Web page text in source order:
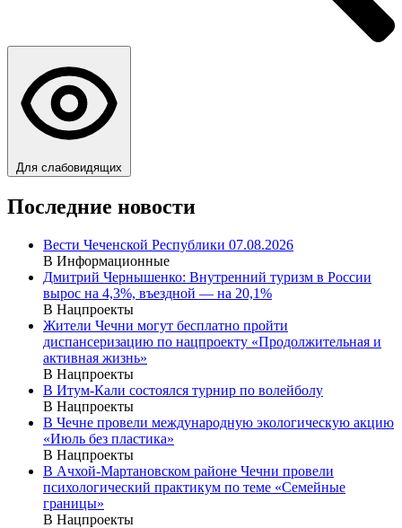
Для слабовидящих
Последние новости
Вести Чеченской Республики 07.08.2026
В Информационные
Дмитрий Чернышенко: Внутренний туризм в России
вырос на 4,3%, въездной — на 20,1%
В Нацпроекты
Жители Чечни могут бесплатно пройти
диспансеризацию по нацпроекту «Продолжительная и
активная жизнь»
В Нацпроекты
В Итум-Кали состоялся турнир по волейболу
В Нацпроекты
В Чечне провели международную экологическую акцию
«Июль без пластика»
В Нацпроекты
В Ачхой-Мартановском районе Чечни провели
психологический практикум по теме «Семейные
границы»
В Нацпроекты